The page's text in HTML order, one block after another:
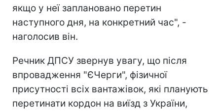
якщо у неї заплановано перетин
наступного дня, на конкретний час", -
наголосив він.
Речник ДПСУ звернув увагу, що після
впровадження "ЄЧерги", фізичної
присутності всіх вантажівок, які планують
перетинати кордон на виїзд з України,